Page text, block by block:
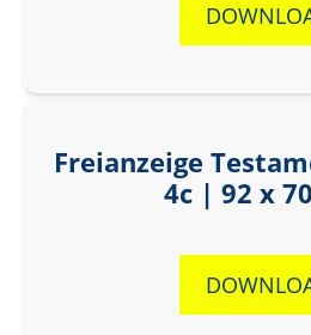
Freianzeige
4c | 92 x